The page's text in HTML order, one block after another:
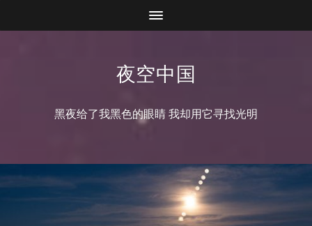
夜空中国
黑夜给了我黑色的眼睛 我却用它寻找光明